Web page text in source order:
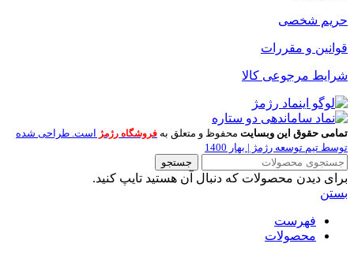
حریم شخصی
قوانین و مقررات
شرایط مرجوعی کالا
تمامی حقوق این وبسایت محفوظ و متعلق به فروشگاه رژمژ است. طراحی شده
توسط تیم توسعه رژمژ | بهار 1400
جستجو
برای دیدن محصولات که دنبال آن هستید تایپ کنید.
بستن
فهرست
محصولات